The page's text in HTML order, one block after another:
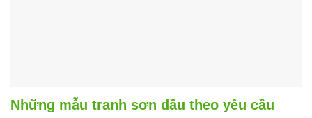
Những mẫu tranh sơn dầu theo yêu cầu